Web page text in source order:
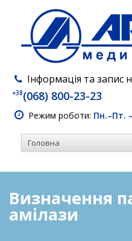
Інформація та запис
+38(068) 800-23-23
Режим роботи: Пн.–Пт.
Визначення
амілази